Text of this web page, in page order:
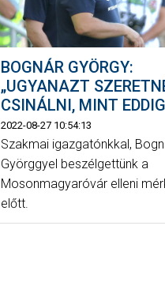
BOGNÁR GYÖRGY:
„UGYANAZT
CSINÁLNI, MINT
2022-08-27 10:54:13
Szakmai igazgatónkkal,
Györggyel beszélgettünk a
Mosonmagyaróvár elleni
előtt.